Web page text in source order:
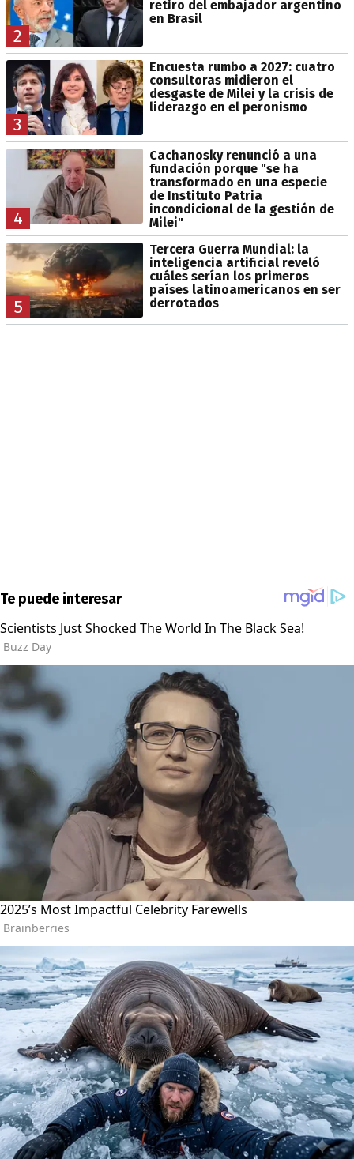
2
retiro del embajador argentino
en Brasil
3
Encuesta rumbo a 2027: cuatro
consultoras midieron el
desgaste de Milei y la crisis de
liderazgo en el peronismo
4
Cachanosky renunció a una
fundación porque "se ha
transformado en una especie
de Instituto Patria
incondicional de la gestión de
Milei"
5
Tercera Guerra Mundial: la
inteligencia artificial reveló
cuáles serían los primeros
países latinoamericanos en ser
derrotados